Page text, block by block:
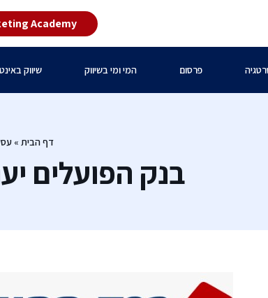
Academy
פרסום המי ומי בשיווק שיווק
דף הבית »
בנק הפועלים